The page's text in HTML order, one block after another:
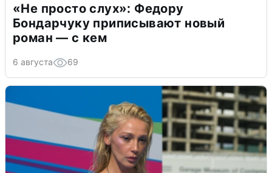
«Не просто слух»: Федору
Бондарчуку приписывают новый
роман — с кем
6 августа 69